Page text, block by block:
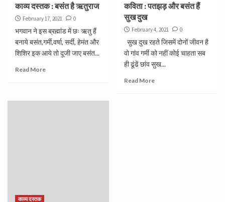
काव्य दस्तक : बसंत है ऋतुराज
February 17, 2021 0
भगवान ने इस ब्रह्मांड में छः ऋतु हैं
बनाये बसंत,गर्मी,वर्षा, सर्दी, हेमंत और
शिशिर इक आये तो दूजी जाए बसंत...
Read More
कविता : पतझड़ और बसंत हैं
सुख दुख
February 4, 2021 0
सुख दुख रहते जिसमें दोनों जीवन है
वो गांव गर्मी को नहीं कोई चाहता सब
ही ढूंढें छांव सुख...
Read More
काव्य दस्तक